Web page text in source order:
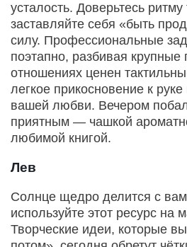
усталость. Доверьтесь
заставляйте себя «быть
силу. Профессиональные
поэтапно, разбивая крупные
отношениях ценен
легкое прикосновение к
вашей любви. Вечером
приятным — чашкой
любимой книгой.
Лев
Солнце щедро делится с
используйте этот ресурс на
Творческие идеи, которые